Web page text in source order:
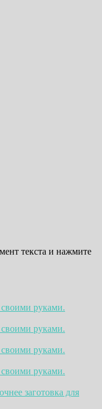
текста и нажмите
своими руками.
своими руками.
своими руками.
своими руками.
заготовка для